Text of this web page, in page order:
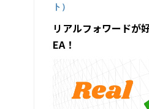
ト）
リアルフォワードが
EA！